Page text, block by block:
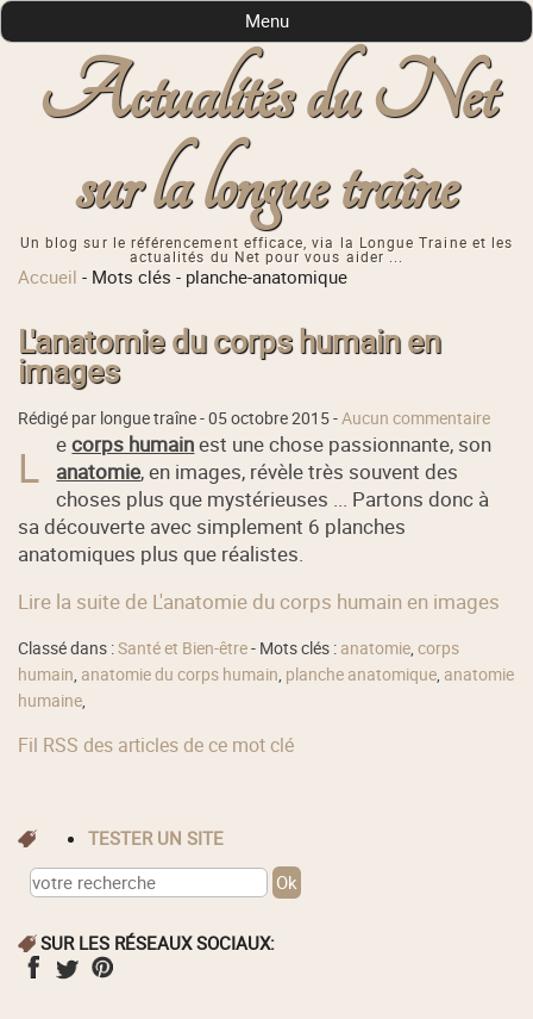
Actualités du Net
sur la longue traîne
Un blog sur le référencement efficace, via la Longue Traine et les
actualités du Net pour vous aider ...
Menu
Accueil - Mots clés - planche-anatomique
L'anatomie du corps humain en
images
Rédigé par longue traîne -05 octobre 2015-Aucun commentaire
L ecorps humainest une chose passionnante, son
anatomie, en images, révèle très souvent des
choses plus que mystérieuses ... Partons donc à
sa découverte avec simplement 6 planches
anatomiques plus que réalistes.
Lire la suite de L'anatomie du corps humain en images
Classé dans :Santé et Bien-être- Mots clés : anatomie,corps
humain, anatomie du corps humain, planche anatomique, anatomie
humaine,
Fil RSS des articles de ce mot clé
TESTER UN SITE
SUR LES RÉSEAUX SOCIAUX: